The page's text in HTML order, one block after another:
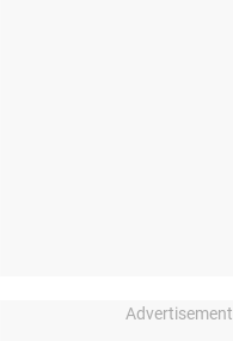
Advertisement